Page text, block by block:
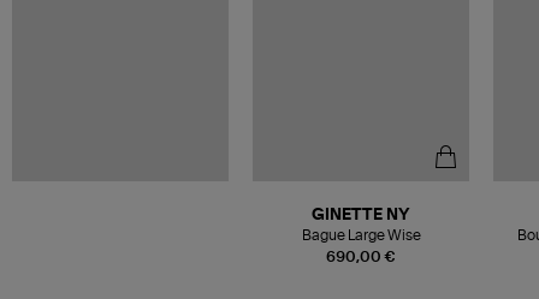
690,00 €
GINETTE NY
Bague Large Wise